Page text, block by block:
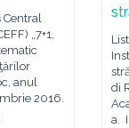
Central
„7+1,
anul
2016.
di
a.